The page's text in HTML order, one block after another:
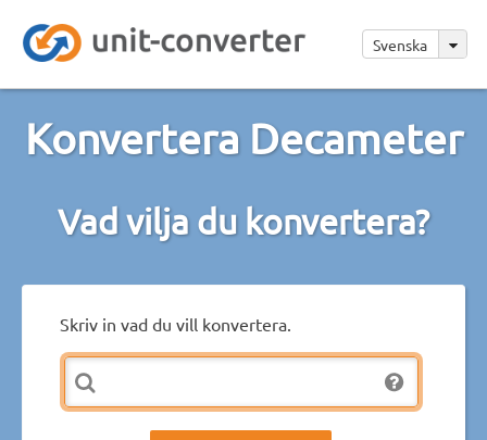
Svenska
Konvertera Decameter
Vad vilja du konvertera?
Skriv in vad du vill konvertera.